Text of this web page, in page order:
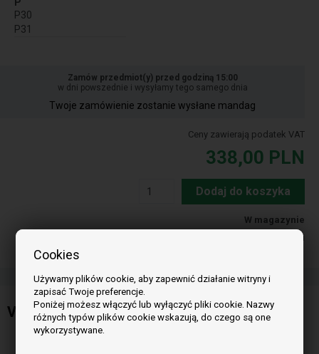
Cookies
Używamy plików cookie, aby zapewnić działanie witryny i
zapisać Twoje preferencje.
Poniżej możesz włączyć lub wyłączyć pliki cookie. Nazwy
różnych typów plików cookie wskazują, do czego są one
wykorzystywane.
P30
P31
Zamów przedmiot(y) przed godziną 15:00
w dni powszednie i wysyłamy tego samego dnia
Twoje zamówienie zostanie wysłane mandag
Ceny zawierają podatek VAT
338,00 PLN
Dodaj do koszyka
W magazynie
dni
Ventilator for Morsoe pellet stove